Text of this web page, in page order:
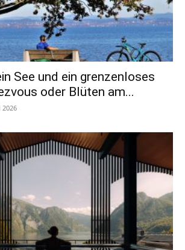
See und ein grenzenloses
oder Blüten am...
2026